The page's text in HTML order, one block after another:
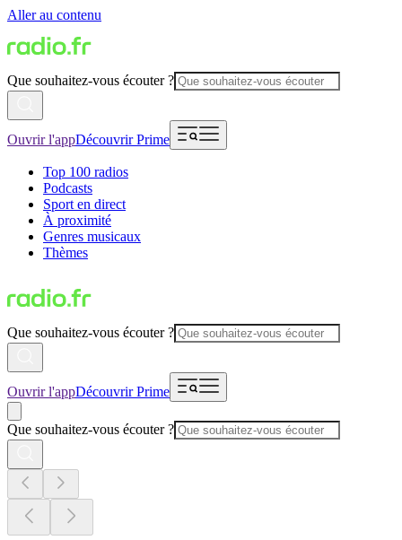
Aller au contenu
Que souhaitez-vous écouter ?
Ouvrir l'appDécouvrir Prime
Top 100 radios
Podcasts
Sport en direct
À proximité
Genres musicaux
Thèmes
Que souhaitez-vous écouter ?
Ouvrir l'appDécouvrir Prime
Que souhaitez-vous écouter ?